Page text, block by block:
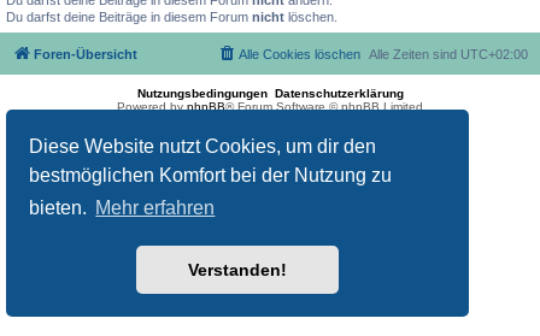
Diese Website nutzt Cookies, um dir den
bestmöglichen Komfort bei der Nutzung zu
bieten. Mehr erfahren
Verstanden!
Du darfst deine Beiträge in diesem Forum nicht löschen.
Foren-Übersicht Alle Zeiten sind UTC+02:00
Alle Cookies löschen
Nutzungsbedingungen Datenschutzerklärung
Powered by phpBB® Forum Software © phpBB Limited